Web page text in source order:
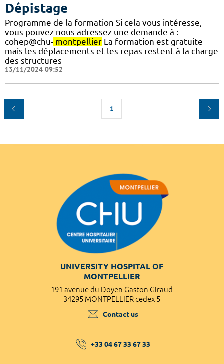
Dépistage
Programme de la formation Si cela vous intéresse,
vous pouvez nous adressez une demande à :
cohep@chu- montpellier La formation est gratuite
mais les déplacements et les repas restent à la charge
des structures
13/11/2024 09:52
1
UNIVERSITY HOSPITAL OF
MONTPELLIER
191 avenue du Doyen Gaston Giraud
34295 MONTPELLIER cedex 5
Contact us
+33 04 67 33 67 33